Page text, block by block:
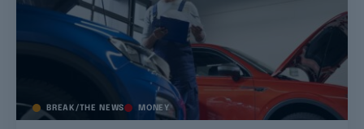
BREAK/THE NEWS MONEY